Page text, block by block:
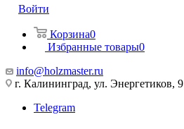
Войти
Корзина0
Избранные товары0
info@holzmaster.ru
г. Калининград, ул. Энергетиков, 9
Telegram